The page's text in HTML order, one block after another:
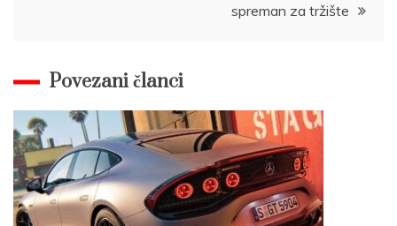
spreman za tržište
Povezani članci